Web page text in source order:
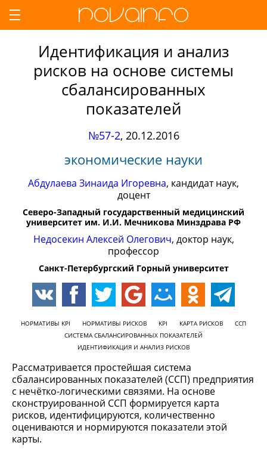
Идентификация и анализ
рисков на основе системы
сбалансированных
показателей
№57-2, 20.12.2016
экономические науки
Абдулаева Зинаида Игоревна, кандидат наук,
доцент
Северо-Западный государственный медицинский
университет им. И.И. Мечникова Минздрава РФ
Недосекин Алексей Олегович, доктор наук,
профессор
Санкт-Петербургский Горный университет
НОРМАТИВЫ KPI НОРМАТИВЫ РИСКОВ KPI КАРТА РИСКОВ
ССП
СИСТЕМА СБАЛАНСИРОВАННЫХ ПОКАЗАТЕЛЕЙ
ИДЕНТИФИКАЦИЯ И АНАЛИЗ РИСКОВ
Рассматривается простейшая система
сбалансированных показателей (ССП) предприятия
с нечётко-логическими связями. На основе
сконструированной ССП формируется карта
рисков, идентифицируются, количественно
оцениваются и нормируются показатели этой
карты.